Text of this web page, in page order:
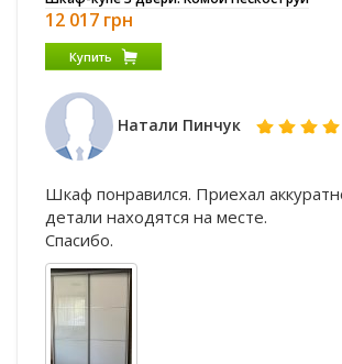
12 017 грн
Купить
Натали Пинчук
Шкаф понравился. Приехал
детали находятся на месте.
Спасибо.